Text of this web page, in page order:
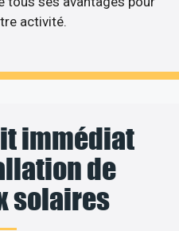
activité.
immédiat
de
solaires